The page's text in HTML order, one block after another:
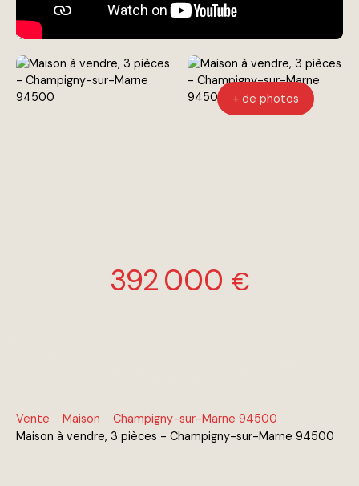
+ de photos
392 000 €
Vente Maison
Champigny-sur-Marne 94500
Maison à vendre, 3 pièces - Champigny-sur-Marne 94500